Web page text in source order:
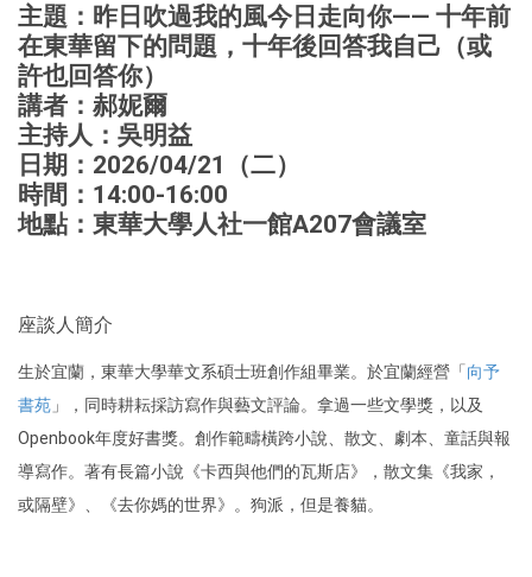
主題：昨日吹過我的風今日走向你—— 十年前
在東華留下的問題，十年後回答我自己（或
許也回答你）
講者：郝妮爾
主持人：吳明益
日期：2026/04/21（二）
時間：14:00-16:00
地點：東華大學人社一館A207會議室
座談人簡介
生於宜蘭，東華大學華文系碩士班創作組畢業。於宜蘭經營「 向予
書苑 」，同時耕耘採訪寫作與藝文評論。拿過一些文學獎，以及
Openbook年度好書獎。創作範疇橫跨小說、散文、劇本、童話與報
導寫作。著有長篇小說《卡西與他們的瓦斯店》，散文集《我家，
或隔壁》、《去你媽的世界》。狗派，但是養貓。